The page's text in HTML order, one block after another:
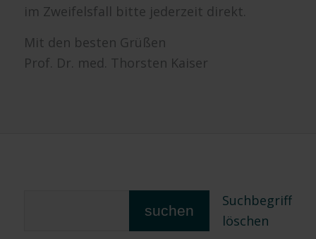
im Zweifelsfall bitte jederzeit direkt.
Mit den besten Grüßen
Prof. Dr. med. Thorsten Kaiser
suchen
Suchbegriff
löschen